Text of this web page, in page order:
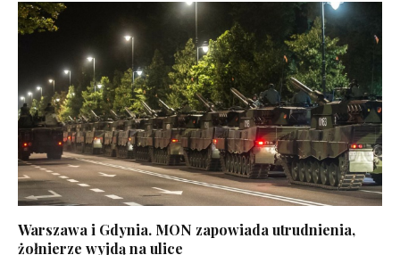
Warszawa i Gdynia. MON zapowiada utrudnienia,
żołnierze wyjdą na ulice